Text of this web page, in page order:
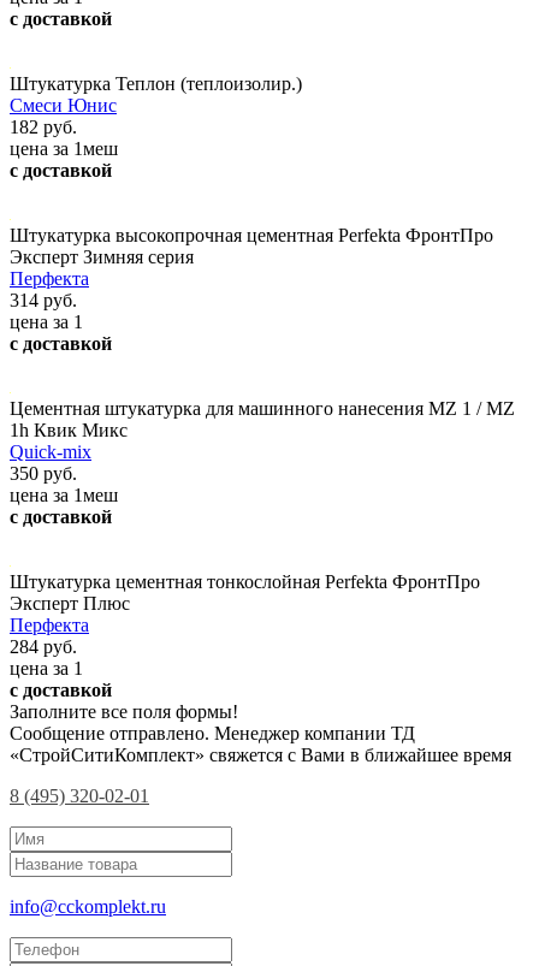
с доставкой
Штукатурка Теплон (теплоизолир.)
Смеси Юнис
182 руб.
цена за 1меш
с доставкой
Штукатурка высокопрочная цементная Perfekta ФронтПро
Эксперт Зимняя серия
Перфекта
314 руб.
цена за 1
с доставкой
Цементная штукатурка для машинного нанесения MZ 1 / MZ
1h Квик Микс
Quick-mix
350 руб.
цена за 1меш
с доставкой
Штукатурка цементная тонкослойная Perfekta ФронтПро
Эксперт Плюс
Перфекта
284 руб.
цена за 1
с доставкой
Заполните все поля формы!
Сообщение отправлено. Менеджер компании ТД
«СтройСитиКомплект» свяжется с Вами в ближайшее время
8 (495) 320-02-01
info@cckomplekt.ru